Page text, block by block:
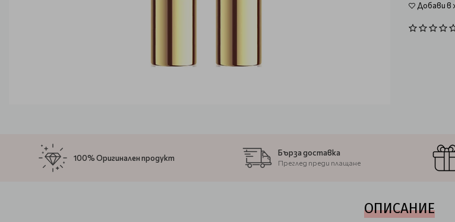
Добави в
100% Оригинален продукт
Бърза доставка
Преглед преди плащане
ОПИСАНИЕ